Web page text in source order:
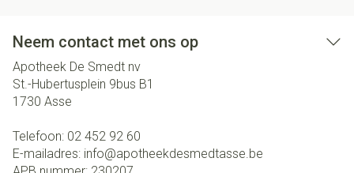
Neem contact met ons op
Apotheek De Smedt nv
St.-Hubertusplein 9bus B1
1730 Asse
Telefoon: 02 452 92 60
E-mailadres: info@apotheekdesmedtasse.be